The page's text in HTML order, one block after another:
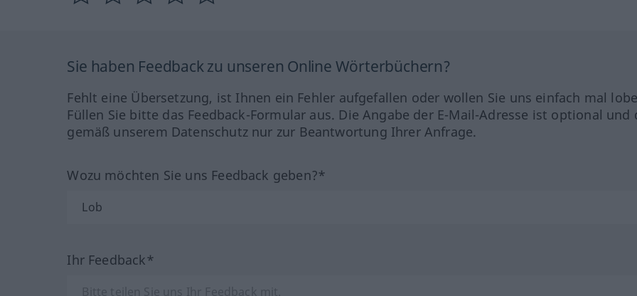
Sie haben Feedback zu unseren Online Wörterbüchern?
Fehlt eine Übersetzung, ist Ihnen ein Fehler aufgefallen oder wollen Sie uns einfach mal
Füllen Sie bitte das Feedback-Formular aus. Die Angabe der E-Mail-Adresse ist optional und
gemäß unserem Datenschutz nur zur Beantwortung Ihrer Anfrage.
Wozu möchten Sie uns Feedback geben?*
Ihr Feedback*